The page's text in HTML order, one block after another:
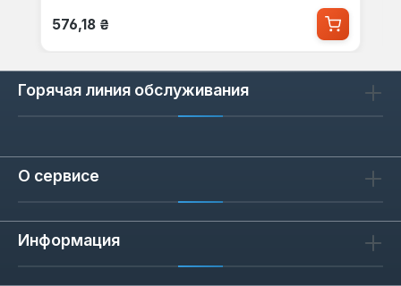
Обычная цена:
576,18 ₴
Горячая линия обслуживания
О сервисе
Информация